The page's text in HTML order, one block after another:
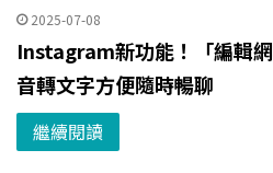
2025-07-08
Instagram新功能！「編輯
音轉文字方便隨時暢聊
繼續閱讀